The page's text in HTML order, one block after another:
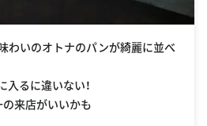
わいのオトナのパンが綺麗に並べ
るに違いない！
の来店がいいかも